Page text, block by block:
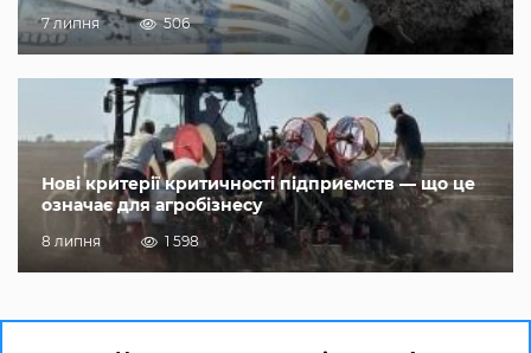
7 липня 506
Нові критерії критичності підприємств — що це
означає для агробізнесу
8 липня 1 598